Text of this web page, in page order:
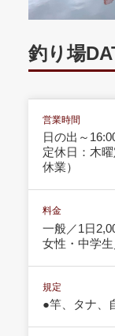
釣り場
営業時間
日の出～
定休日：木
休業）
料金
一般／1日
女性・中学
規定
●竿、タナ、